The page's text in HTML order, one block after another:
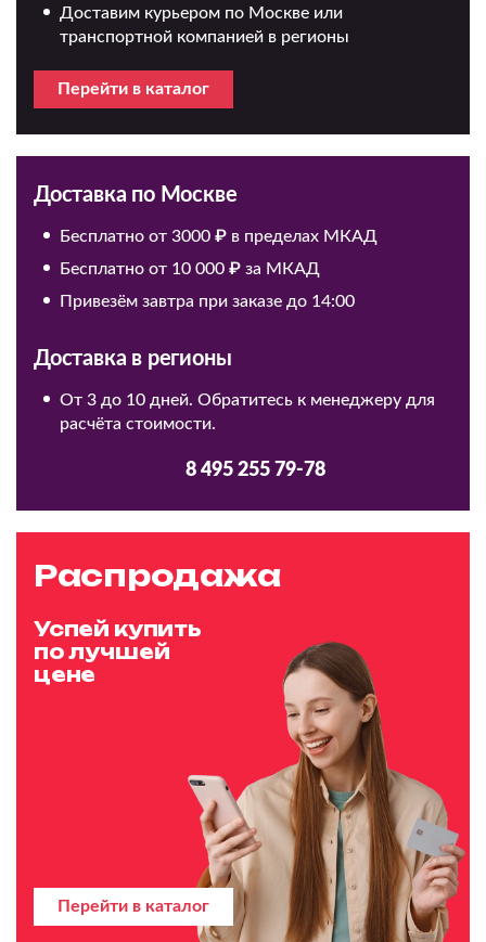
Доставим курьером по Москве или
транспортной компанией в регионы
Перейти в каталог
Доставка по Москве
Бесплатно от 3000 ₽ в пределах МКАД
Бесплатно от 10 000 ₽ за МКАД
Привезём завтра при заказе до 14:00
Доставка в регионы
От 3 до 10 дней. Обратитесь к менеджеру для
расчёта стоимости.
8 495 255 79-78
Распродажа
Успей купить
по лучшей
цене
Перейти в каталог